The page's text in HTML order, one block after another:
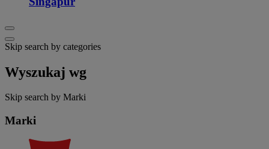
Skip search by categories
Wyszukaj wg
Skip search by Marki
Marki